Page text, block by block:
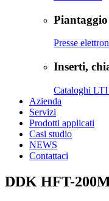
Presse
Inserti,
Cataloghi
Azienda
Servizi
Prodotti applicati
Casi studio
NEWS
Contattaci
DDK HFT-